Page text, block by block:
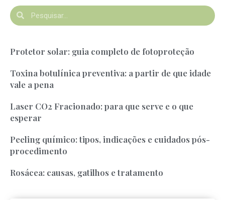
Protetor solar: guia completo de fotoproteção
Toxina botulínica preventiva: a partir de que idade
vale a pena
Laser CO2 Fracionado: para que serve e o que
esperar
Peeling químico: tipos, indicações e cuidados pós-
procedimento
Rosácea: causas, gatilhos e tratamento